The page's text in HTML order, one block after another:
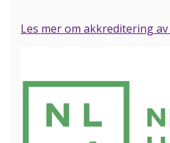
Les mer om akkreditering